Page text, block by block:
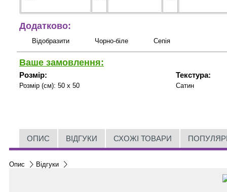
Додатково:
Відобразити Чорно-біле Сепія
Ваше замовлення:
Розмір:
Розмір (см): 50 x 50
Текстура:
Сатин
ОПИС ВІДГУКИ СХОЖІ ТОВАРИ
Опис Відгуки